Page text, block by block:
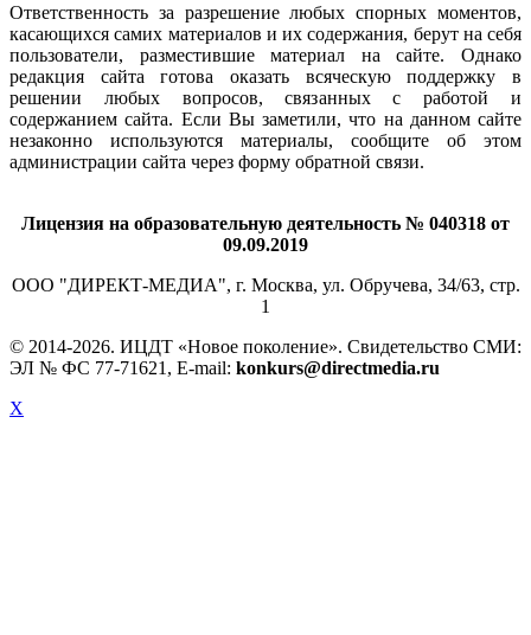
Ответственность за разрешение любых спорных моментов,
касающихся самих материалов и их содержания, берут на себя
пользователи, разместившие материал на сайте. Однако
редакция сайта готова оказать всяческую поддержку в
решении любых вопросов, связанных с работой и
содержанием сайта. Если Вы заметили, что на данном сайте
незаконно используются материалы, сообщите об этом
администрации сайта через форму обратной связи.
Лицензия на образовательную деятельность № 040318 от
09.09.2019
ООО "ДИРЕКТ-МЕДИА", г. Москва, ул. Обручева, 34/63, стр.
1
© 2014-2026. ИЦДТ «Новое поколение». Свидетельство СМИ:
ЭЛ № ФС 77-71621, E-mail: konkurs@directmedia.ru
X